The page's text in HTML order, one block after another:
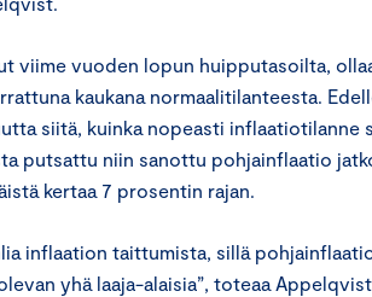
viime vuoden lopun huipputasoilta,
kaukana normaalitilanteesta.
siitä, kuinka nopeasti inflaatiotilanne
putsattu niin sanottu pohjainflaatio
kertaa 7 prosentin rajan.
inflaation taittumista, sillä
yhä laaja-alaisia”, toteaa